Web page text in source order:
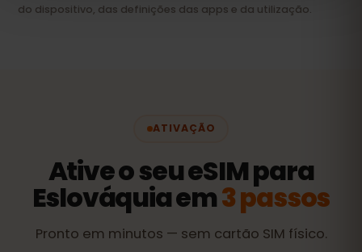
do dispositivo, das definições das apps e da utilização.
ATIVAÇÃO
Ative o seu eSIM para
Eslováquia em3 passos
Pronto em minutos — sem cartão SIM físico.